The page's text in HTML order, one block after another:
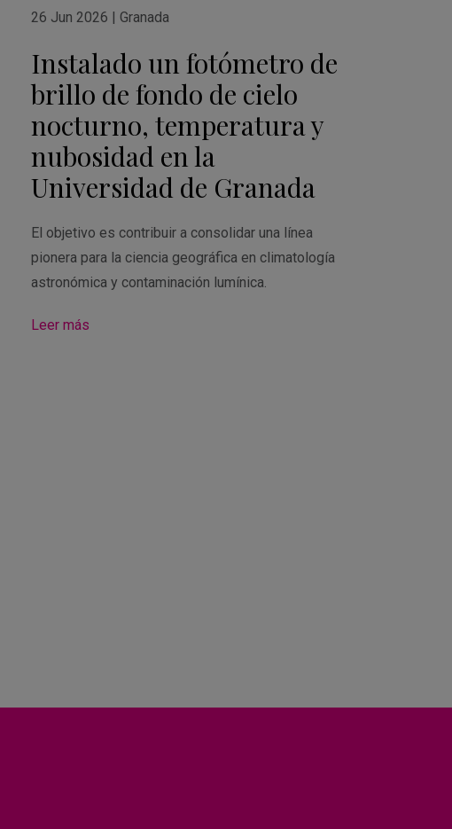
26 Jun 2026 Granada
Instalado un fotómetro de
brillo de fondo de cielo
nocturno, temperatura y
nubosidad en la
Universidad de Granada
El objetivo es contribuir a consolidar una línea
pionera para la ciencia geográfica en climatología
astronómica y contaminación lumínica.
Leer más